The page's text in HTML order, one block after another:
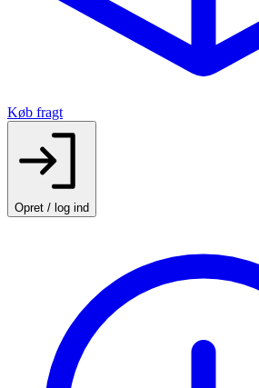
Køb fragt
Opret / log ind